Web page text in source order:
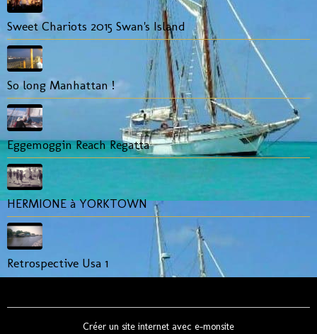
Sweet Chariots 2015 Swan's Island
So long Manhattan !
Eggemoggin Reach Regatta
HERMIONE à YORKTOWN
Retrospective Usa 1
Créer un site internet avec e-monsite